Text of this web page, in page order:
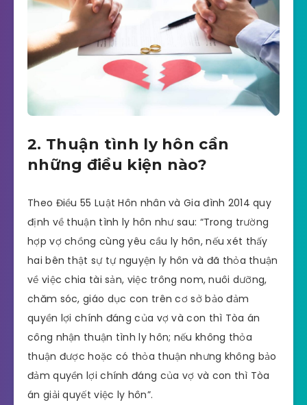
2. Thuận tình ly hôn cần
những điều kiện nào?
Theo Điều 55 Luật Hôn nhân và Gia đình 2014 quy
định về thuận tình ly hôn như sau: “Trong trường
hợp vợ chồng cùng yêu cầu ly hôn, nếu xét thấy
hai bên thật sự tự nguyện ly hôn và đã thỏa thuận
về việc chia tài sản, việc trông nom, nuôi dưỡng,
chăm sóc, giáo dục con trên cơ sở bảo đảm
quyền lợi chính đáng của vợ và con thì Tòa án
công nhận thuận tình ly hôn; nếu không thỏa
thuận được hoặc có thỏa thuận nhưng không bảo
đảm quyền lợi chính đáng của vợ và con thì Tòa
án giải quyết việc ly hôn”.